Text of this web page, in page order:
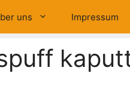
uns Impressum